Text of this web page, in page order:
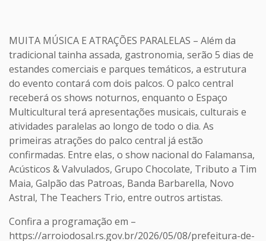
MUITA MÚSICA E ATRAÇÕES PARALELAS – Além da
tradicional tainha assada, gastronomia, serão 5 dias de
estandes comerciais e parques temáticos, a estrutura
do evento contará com dois palcos. O palco central
receberá os shows noturnos, enquanto o Espaço
Multicultural terá apresentações musicais, culturais e
atividades paralelas ao longo de todo o dia. As
primeiras atrações do palco central já estão
confirmadas. Entre elas, o show nacional do Falamansa,
Acústicos & Valvulados, Grupo Chocolate, Tributo a Tim
Maia, Galpão das Patroas, Banda Barbarella, Novo
Astral, The Teachers Trio, entre outros artistas.
Confira a programação em –
https://arroiodosal.rs.gov.br/2026/05/08/prefeitura-de-